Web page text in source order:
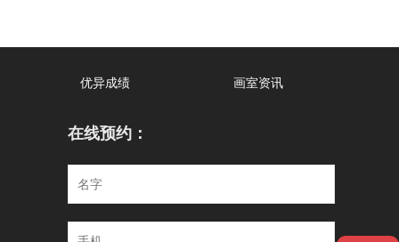
优异成绩 画室资讯
在线预约：